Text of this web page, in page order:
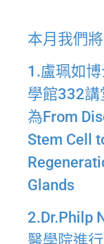
本月我們
1.盧珮如
學館332講
為From
Stem Cell
Glands
2.Dr.Philp
醫學院進